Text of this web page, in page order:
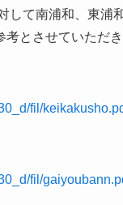
て南浦和、東浦
とさせていただき
fil/
fil/